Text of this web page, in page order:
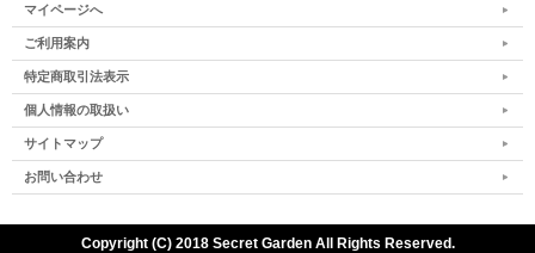
マイページへ
ご利用案内
特定商取引法表示
個人情報の取扱い
サイトマップ
お問い合わせ
Copyright (C) 2018 Secret Garden All Rights Reserved.